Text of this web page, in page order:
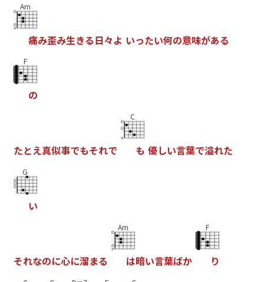
Am
痛み歪み生きる日々よ いったい何の意味がある
F
の
たとえ真似事でもそれで
C
も 優しい言葉で溢れた
G
い
それなのに心に溜まる
Am
は暗い言葉ばか
F
り